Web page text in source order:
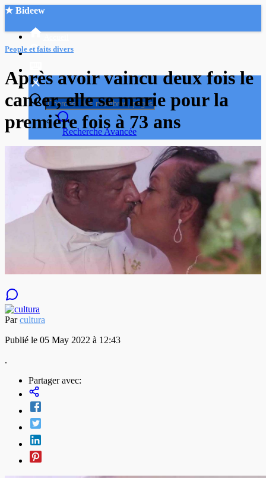
★ Bideew
Recherche Avancée
Connexion
Créer un compte
Mode nuit
People et faits divers
Après avoir vaincu deux fois le
cancer, elle se marie pour la
première fois à 73 ans
Parcultura
Publié le 05 May 2022 à 12:43
.
Partager avec: